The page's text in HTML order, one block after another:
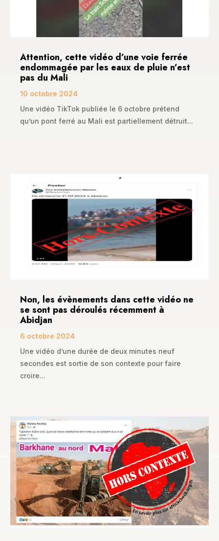
Attention, cette vidéo d’une voie ferrée
endommagée par les eaux de pluie n’est
pas du Mali
10 octobre 2024
Une vidéo TikTok publiée le 6 octobre prétend
qu’un pont ferré au Mali est partiellement détruit...
Non, les évènements dans cette vidéo ne
se sont pas déroulés récemment à
Abidjan
6 octobre 2024
Une vidéo d’une durée de deux minutes neuf
secondes est sortie de son contexte pour faire
croire...